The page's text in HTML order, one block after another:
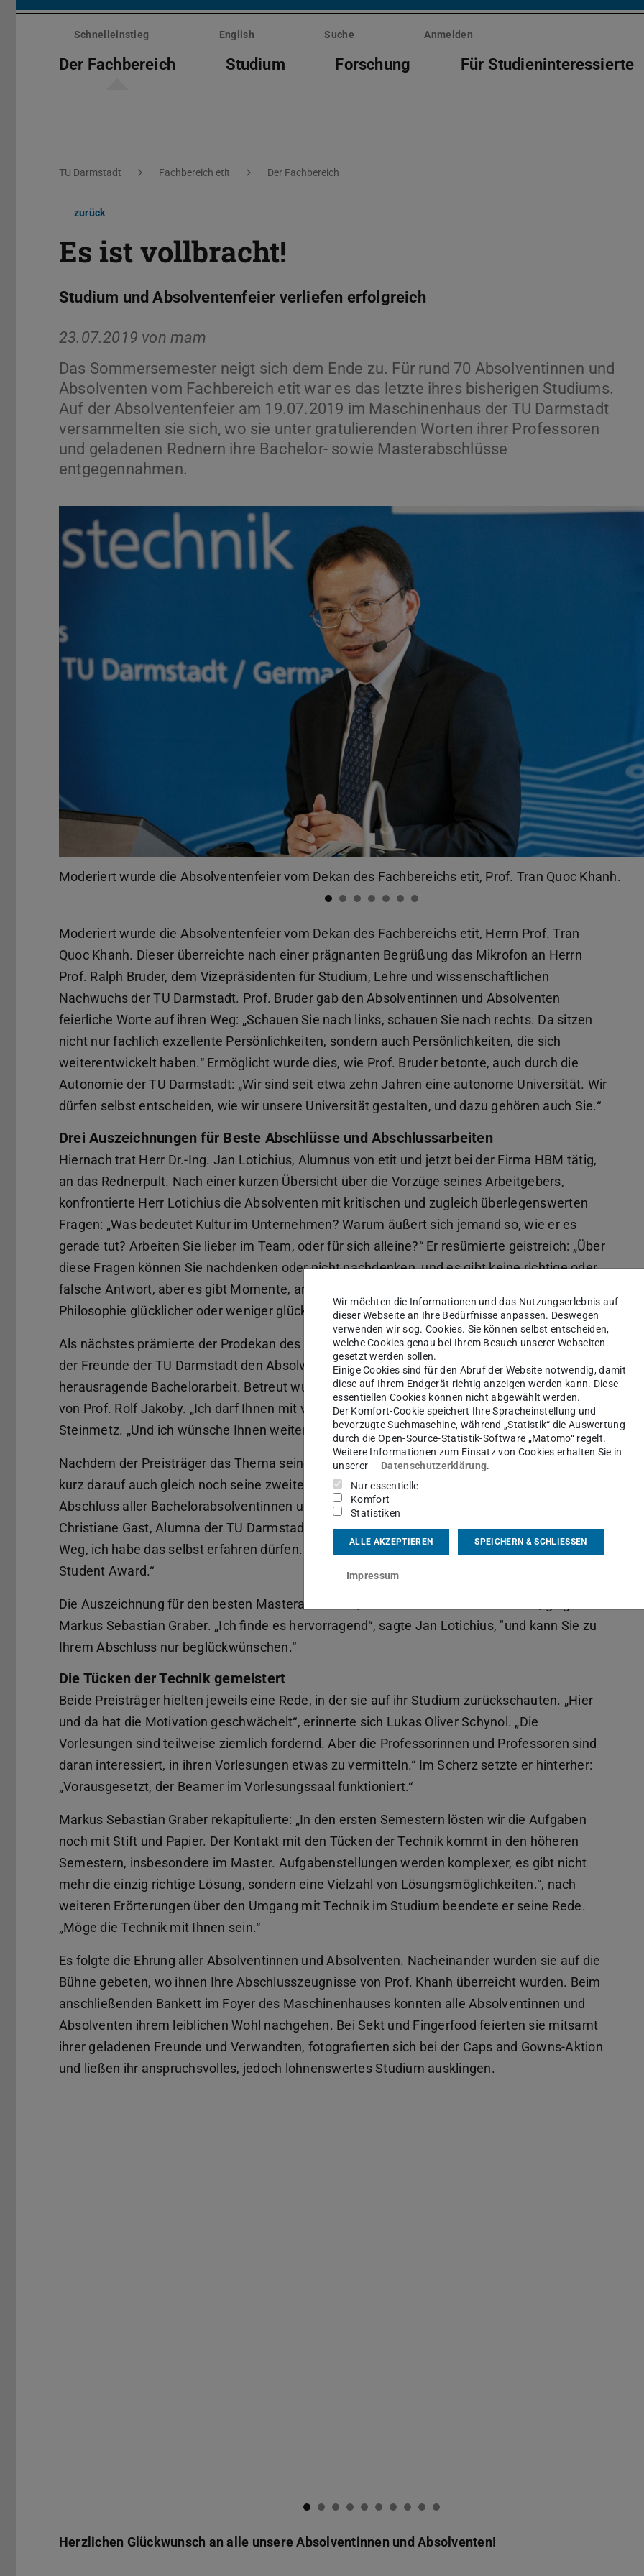
Menü
überspringenSchnelleinstieg English Suche Anmelden
Der Fachbereich Studium Forschung Für Studieninteressierte
Sie befinden sich hier:
TU Darmstadt Fachbereich etit Der Fachbereich
zurück
Es ist vollbracht!
Studium und Absolventenfeier verliefen erfolgreich
23.07.2019 von mam
Das Sommersemester neigt sich dem Ende zu. Für rund 70 Absolventinnen und
Absolventen vom Fachbereich etit war es das letzte ihres bisherigen Studiums.
Auf der Absolventenfeier am 19.07.2019 im Maschinenhaus der TU Darmstadt
versammelten sie sich, wo sie unter gratulierenden Worten ihrer Professoren
und geladenen Rednern ihre Bachelor- sowie Masterabschlüsse
entgegennahmen.
Moderiert wurde die Absolventenfeier vom Dekan des Fachbereichs etit, Prof. Tran Quoc Khanh.
Moderiert wurde die Absolventenfeier vom Dekan des Fachbereichs etit, Herrn Prof. Tran
Quoc Khanh. Dieser überreichte nach einer prägnanten Begrüßung das Mikrofon an Herrn
Prof. Ralph Bruder, dem Vizepräsidenten für Studium, Lehre und wissenschaftlichen
Nachwuchs der TU Darmstadt. Prof. Bruder gab den Absolventinnen und Absolventen
feierliche Worte auf ihren Weg: „Schauen Sie nach links, schauen Sie nach rechts. Da sitzen
nicht nur fachlich exzellente Persönlichkeiten, sondern auch Persönlichkeiten, die sich
weiterentwickelt haben.“ Ermöglicht wurde dies, wie Prof. Bruder betonte, auch durch die
Autonomie der TU Darmstadt: „Wir sind seit etwa zehn Jahren eine autonome Universität. Wir
dürfen selbst entscheiden, wie wir unsere Universität gestalten, und dazu gehören auch Sie.“
Drei Auszeichnungen für Beste Abschlüsse und Abschlussarbeiten
Hiernach trat Herr Dr.-Ing. Jan Lotichius, Alumnus von etit und jetzt bei der Firma HBM tätig,
an das Rednerpult. Nach einer kurzen Übersicht über die Vorzüge seines Arbeitgebers,
konfrontierte Herr Lotichius die Absolventen mit kritischen und zugleich überlegenswerten
Fragen: „Was bedeutet Kultur im Unternehmen? Warum äußert sich jemand so, wie er es
gerade tut? Arbeiten Sie lieber im Team, oder für sich alleine?“ Er resümierte geistreich: „Über
diese Fragen können Sie nachdenken oder nicht nachdenken, und es gibt keine richtige oder
falsche Antwort, aber es gibt Momente, an denen werden Sie mit der einen oder der anderen
Philosophie glücklicher oder weniger glücklich sein.“
Als nächstes prämierte der Prodekan des Fachbereichs etit, Prof. Ralf Steinmetz im Namen
der Freunde der TU Darmstadt den Absolventen Lukas Oliver Schynol für seine
herausragende Bachelorarbeit. Betreut wurde diese am Fachgebiet
Mikrowellentechnik
von Prof. Rolf Jakoby. „Ich darf Ihnen mit viel Stolz diese Anerkennung überreichen“, so Prof.
Steinmetz. „Und ich wünsche Ihnen weiterhin viel Erfolg.“
Nachdem der Preisträger das Thema seiner Bachelorarbeit dem Plenum erklärte, durfte er
kurz darauf auch gleich noch seine zweite Auszeichnung in Empfang nehmen, den besten
Abschluss aller Bachelorabsolventinnen und – absolventen. Überreicht wurde dieser von
Christiane Gast, Alumna der TU Darmstadt und nun bei der Entega AG tätig. „Es ist ein harter
Weg, ich habe das selbst erfahren dürfen. Deshalb gratuliere ich Ihnen persönlich für den Best
Student Award.“
Die Auszeichnung für den besten Masterabschluss, überreicht von der Firma HBM, ging an
Markus Sebastian Graber. „Ich finde es hervorragend“, sagte Jan Lotichius, "und kann Sie zu
Ihrem Abschluss nur beglückwünschen.“
Die Tücken der Technik gemeistert
Beide Preisträger hielten jeweils eine Rede, in der sie auf ihr Studium zurückschauten. „Hier
und da hat die Motivation geschwächelt“, erinnerte sich Lukas Oliver Schynol. „Die
Vorlesungen sind teilweise ziemlich fordernd. Aber die Professorinnen und Professoren sind
daran interessiert, in ihren Vorlesungen etwas zu vermitteln.“ Im Scherz setzte er hinterher:
„Vorausgesetzt, der Beamer im Vorlesungssaal funktioniert.“
Markus Sebastian Graber rekapitulierte: „In den ersten Semestern lösten wir die Aufgaben
noch mit Stift und Papier. Der Kontakt mit den Tücken der Technik kommt in den höheren
Semestern, insbesondere im Master. Aufgabenstellungen werden komplexer, es gibt nicht
mehr die einzig richtige Lösung, sondern eine Vielzahl von Lösungsmöglichkeiten.“, nach
weiteren Erörterungen über den Umgang mit Technik im Studium beendete er seine Rede.
„Möge die Technik mit Ihnen sein.“
Es folgte die Ehrung aller Absolventinnen und Absolventen. Nacheinander wurden sie auf die
Bühne gebeten, wo ihnen Ihre Abschlusszeugnisse von Prof. Khanh überreicht wurden. Beim
anschließenden Bankett im Foyer des Maschinenhauses konnten alle Absolventinnen und
Absolventen ihrem leiblichen Wohl nachgehen. Bei Sekt und Fingerfood feierten sie mitsamt
ihrer geladenen Freunde und Verwandten, fotografierten sich bei der Caps and Gowns-Aktion
und ließen ihr anspruchsvolles, jedoch lohnenswertes Studium ausklingen.
Herzlichen Glückwunsch an alle unsere Absolventinnen und Absolventen!
Wir möchten die Informationen und das Nutzungserlebnis auf
dieser Webseite an Ihre Bedürfnisse anpassen. Deswegen
verwenden wir sog. Cookies. Sie können selbst entscheiden,
welche Cookies genau bei Ihrem Besuch unserer Webseiten
gesetzt werden sollen.
Einige Cookies sind für den Abruf der Website notwendig, damit
diese auf Ihrem Endgerät richtig anzeigen werden kann. Diese
essentiellen Cookies können nicht abgewählt werden.
Der Komfort-Cookie speichert Ihre Spracheinstellung und
bevorzugte Suchmaschine, während „Statistik“ die Auswertung
durch die Open-Source-Statistik-Software „Matomo“ regelt.
Weitere Informationen zum Einsatz von Cookies erhalten Sie in
unserer
Datenschutzerklärung.
Nur essentielle
Komfort
Statistiken
ALLE AKZEPTIEREN SPEICHERN & SCHLIESSEN
Impressum